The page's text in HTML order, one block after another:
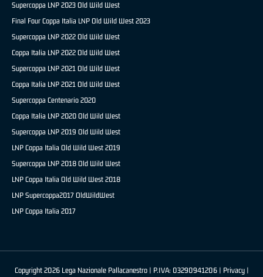
Supercoppa LNP 2023 Old Wild West
Final Four Coppa Italia LNP Old Wild West 2023
Supercoppa LNP 2022 Old Wild West
Coppa Italia LNP 2022 Old Wild West
Supercoppa LNP 2021 Old Wild West
Coppa Italia LNP 2021 Old Wild West
Supercoppa Centenario 2020
Coppa Italia LNP 2020 Old Wild West
Supercoppa LNP 2019 Old Wild West
LNP Coppa Italia Old Wild West 2019
Supercoppa LNP 2018 Old Wild West
LNP Coppa Italia Old Wild West 2018
LNP Supercoppa2017 OldWildWest
LNP Coppa Italia 2017
Copyright 2026 Lega Nazionale Pallacanestro | P.IVA: 03290941206 | Privacy|